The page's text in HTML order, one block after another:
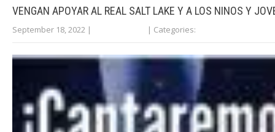
VENGAN APOYAR AL REAL SALT LAKE Y A LOS NINOS Y
September 18, 2022 | | Categories: